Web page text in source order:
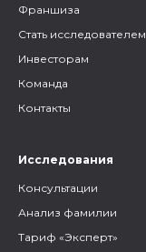
Франшиза
Стать исследователем
Инвесторам
Команда
Контакты
Исследования
Консультации
Анализ фамилии
Тариф «Эксперт»